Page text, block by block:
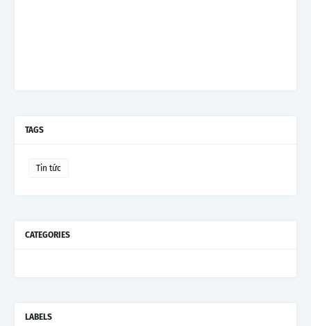
TAGS
Tin tức
CATEGORIES
LABELS